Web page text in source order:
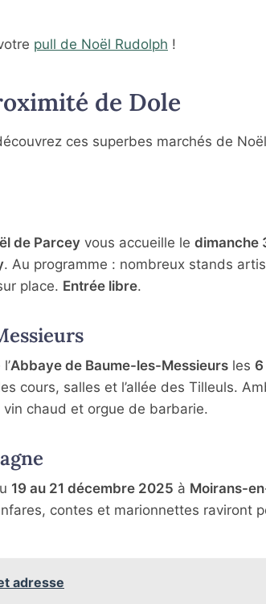
pull de Noël Rudolph !
de Dole
ces superbes marchés de
de Parcey vous accueille le dimanche
. Au programme : nombreux stands
place. Entrée libre.
Abbaye de Baume-les-Messieurs les 6
cours, salles et l’allée des Tilleuls.
chaud et orgue de barbarie.
19 au 21 décembre 2025 à Moirans-
contes et marionnettes raviront
adresse